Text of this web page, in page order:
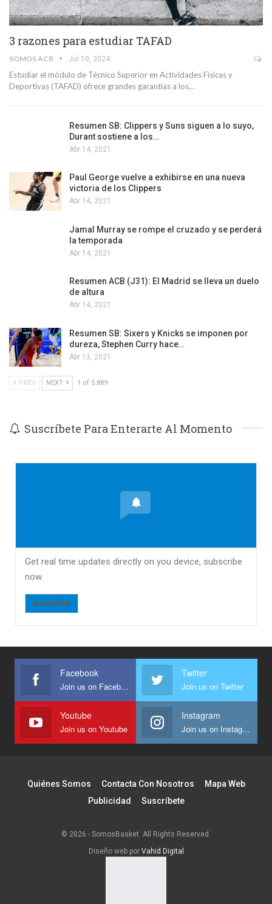
3 razones para estudiar TAFAD
SOMOS ACB Jul 10, 2024
Estudiar el módulo de Técnico Superior en Actividades Físicas y
Deportivas (TAFAD) ofrece grandes garantías a los…
Resumen SB: Clippers y Suns siguen a lo suyo,
Durant sostiene a los…
Abr 14, 2021
Paul George vuelve a exhibirse en una nueva
victoria de los Clippers
Abr 14, 2021
Jamal Murray se rompe el cruzado y se perderá
la temporada
Abr 14, 2021
Resumen ACB (J31): El Madrid se lleva un duelo
de altura
Abr 14, 2021
Resumen SB: Sixers y Knicks se imponen por
dureza, Stephen Curry hace…
Abr 13, 2021
PREV NEXT 1 of 5.889
Suscríbete Para Enterarte Al Momento
Get real time updates directly on you device, subscribe
now.
Subscribe
Facebook
Join us on Facebook
Twitter
Join us on Twitter
Youtube
Join us on Youtube
Instagram
Join us on Instagram
Quiénes Somos Contacta Con Nosotros
Mapa Web
Publicidad
Suscríbete
© 2026 - SomosBasket. All Rights Reserved.
Diseño web por Vahid Digital